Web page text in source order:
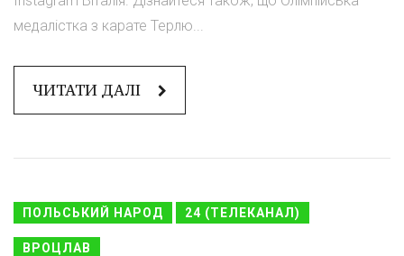
медалістка з карате Терлю...
ЧИТАТИ ДАЛІ
ПОЛЬСЬКИЙ НАРОД 24 (ТЕЛЕКАНАЛ)
ВРОЦЛАВ